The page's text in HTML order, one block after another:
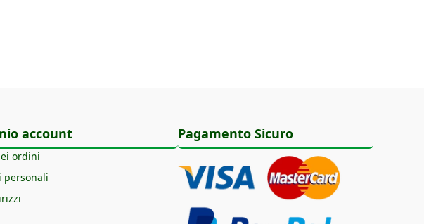
account
ordini
personali
Pagamento Sicuro